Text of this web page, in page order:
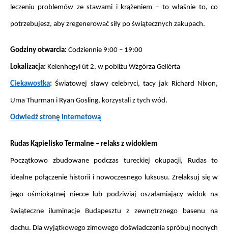
leczeniu problemów ze stawami i krążeniem – to właśnie to, co
potrzebujesz, aby zregenerować siły po świątecznych zakupach.
Godziny otwarcia: Codziennie 9:00 – 19:00
Lokalizacja: Kelenhegyi út 2, w pobliżu Wzgórza Gellérta
Ciekawostka: Światowej sławy celebryci, tacy jak Richard Nixon,
Uma Thurman i Ryan Gosling, korzystali z tych wód.
Odwiedź stronę internetową
Rudas Kąpielisko Termalne – relaks z widokiem
Początkowo zbudowane podczas tureckiej okupacji, Rudas to
idealne połączenie historii i nowoczesnego luksusu. Zrelaksuj się w
jego ośmiokątnej niecce lub podziwiaj oszałamiający widok na
świąteczne iluminacje Budapesztu z zewnętrznego basenu na
dachu. Dla wyjątkowego zimowego doświadczenia spróbuj nocnych